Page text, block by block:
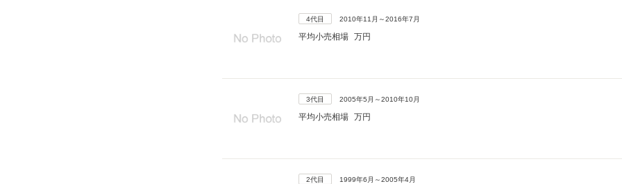
4代目 2010年11月～2016年7月
平均小売相場 万円
3代目 2005年5月～2010年10月
平均小売相場 万円
2代目 1999年6月～2005年4月